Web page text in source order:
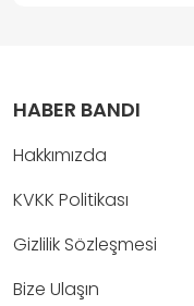
HABER BANDI
Hakkımızda
KVKK Politikası
Gizlilik Sözleşmesi
Bize Ulaşın